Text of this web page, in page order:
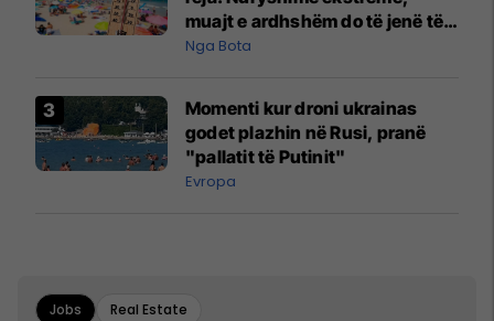
muajt e ardhshëm do të jenë të
pazakontë
Nga Bota
Momenti kur droni ukrainas
godet plazhin në Rusi, pranë
"pallatit të Putinit"
Evropa
Jobs Real Estate